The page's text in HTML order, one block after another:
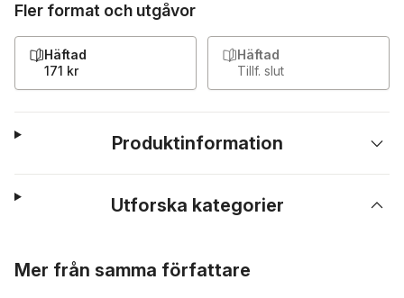
Fler format och utgåvor
Häftad
171 kr
Häftad
Tillf. slut
Produktinformation
Utforska kategorier
Mer från samma författare